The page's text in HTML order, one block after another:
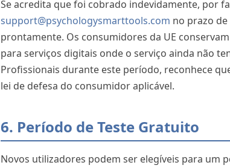
Se acredita que foi cobrado indevidamente, por
support@psychologysmarttools.com no prazo
prontamente. Os consumidores da UE
para serviços digitais onde o serviço ainda não
Profissionais durante este período, reconhece
lei de defesa do consumidor aplicável.
6. Período de Teste Gratuito
Novos utilizadores podem ser elegíveis para um